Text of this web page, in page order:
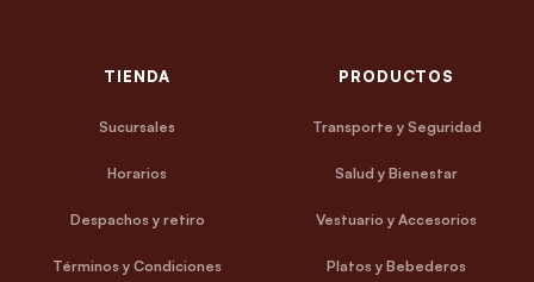
TIENDA
Sucursales
Horarios
Despachos y retiro
Términos y Condiciones
PRODUCTOS
Transporte y Seguridad
Salud y Bienestar
Vestuario y Accesorios
Platos y Bebederos